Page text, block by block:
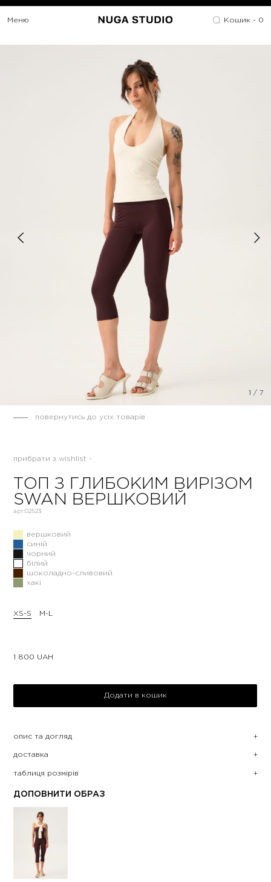
Меню Кошик - 0
/ 7
повернутись до усіх товарів
прибрати з wishlist -
ТОП З ГЛИБОКИМ ВИРІЗОМ
SWAN ВЕРШКОВИЙ
арт:02523
вершковий
синій
чорний
білий
шоколадно-сливовий
хакі
XS-S M-L
1 800 UAH
Додати в кошик
опис та догляд
доставка
таблиця розмірів
ДОПОВНИТИ ОБРАЗ